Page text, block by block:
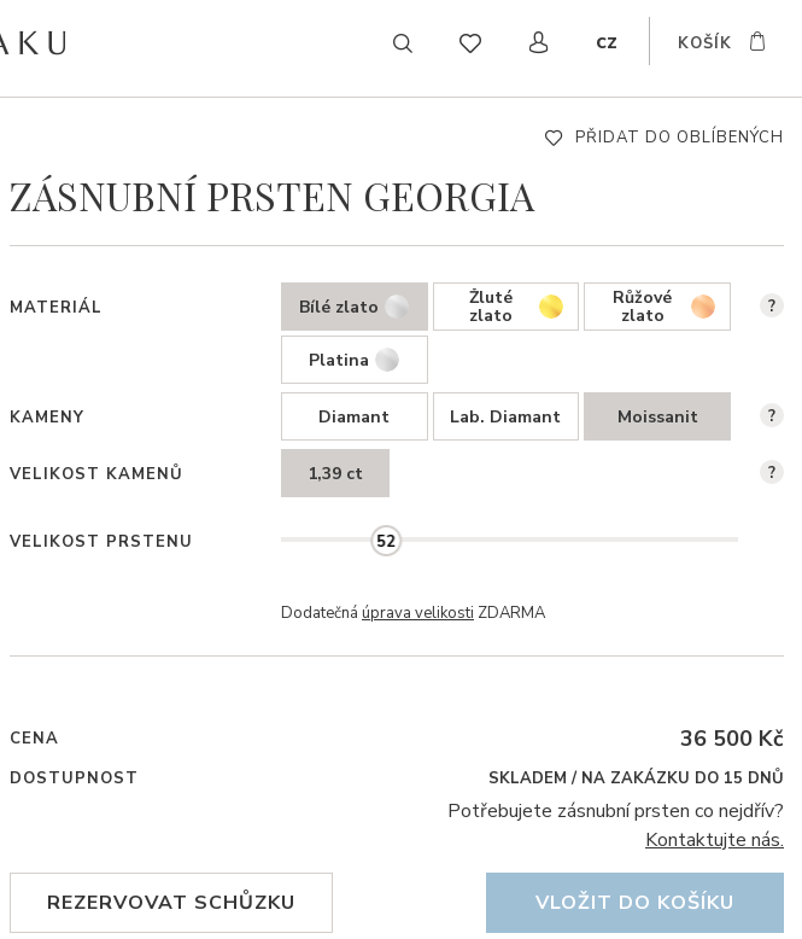
cz
EN DE SK
KOŠÍK
PŘIDAT DO OBLÍBENÝCH
ZÁSNUBNÍ PRSTEN GEORGIA
MATERIÁL Bílé zlato Žluté
zlato
Růžové
zlato
Platina
?
KAMENY Diamant Lab. Diamant Moissanit ?
VELIKOST KAMENŮ 1,39 ct ?
VELIKOST PRSTENU 52
Dodatečná úprava velikosti ZDARMA
CENA 36 500 Kč
DOSTUPNOST SKLADEM / NA ZAKÁZKU DO 15 DNŮ
Potřebujete zásnubní prsten co nejdřív?
Kontaktujte nás.
REZERVOVAT SCHŮZKU VLOŽIT DO KOŠÍKU